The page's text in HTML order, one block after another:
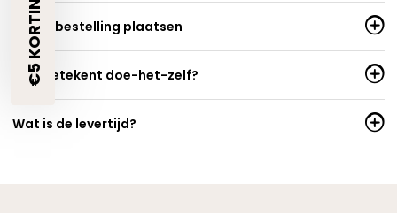
Spoedbestelling plaatsen
Wat betekent doe-het-zelf?
Wat is de levertijd?